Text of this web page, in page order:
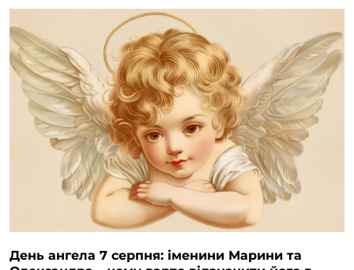
День ангела 7 серпня: іменини Марини та